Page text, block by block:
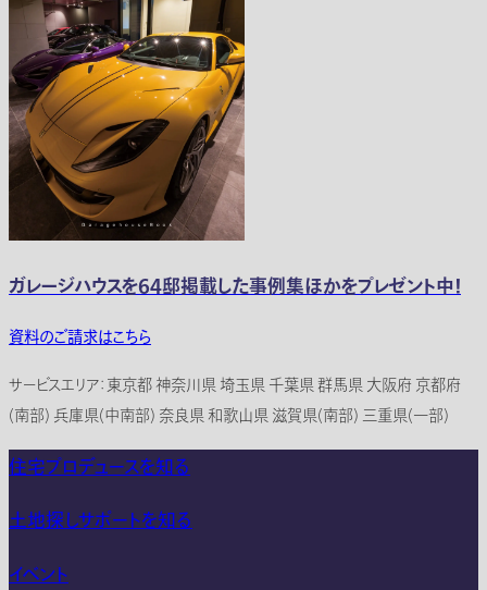
ガレージハウスを64邸掲載した事例集ほかをプレゼント中！
資料のご請求はこちら
サービスエリア：東京都 神奈川県 埼玉県 千葉県 群馬県 大阪府 京都府
(南部) 兵庫県(中南部) 奈良県 和歌山県 滋賀県(南部) 三重県(一部)
住宅プロデュースを知る
土地探しサポートを知る
イベント